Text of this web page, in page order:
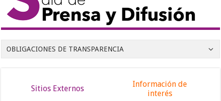
OBLIGACIONES DE TRANSPARENCIA
Sitios Externos
Información de
interés